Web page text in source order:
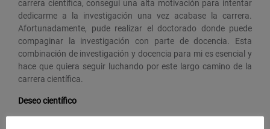
carrera científica, conseguí una alta motivación para intentar
dedicarme a la investigación una vez acabase la carrera.
Afortunadamente, pude realizar el doctorado donde puede
compaginar la investigación con parte de docencia. Esta
combinación de investigación y docencia para mi es esencial y
hace que quiera seguir luchando por este largo camino de la
carrera científica.
Deseo científico